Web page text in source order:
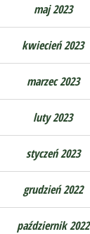
maj 2023
kwiecień 2023
marzec 2023
luty 2023
styczeń 2023
grudzień 2022
październik 2022